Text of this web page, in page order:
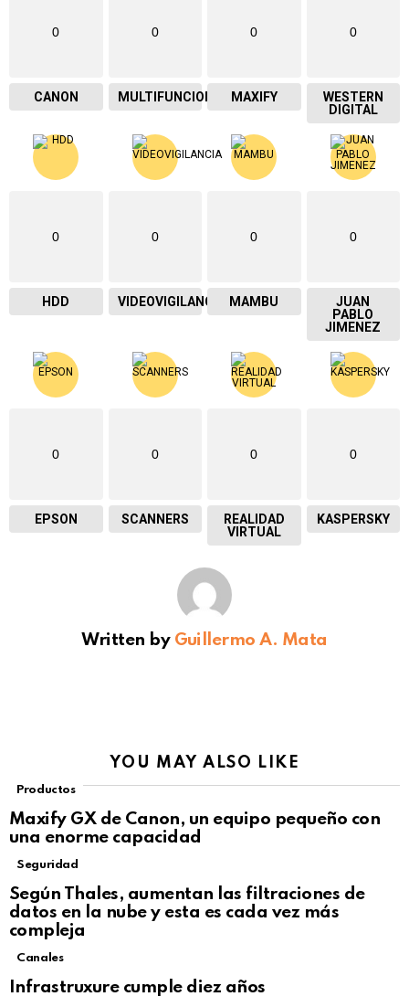
0
CANON
0
MULTIFUNCIONAL
0
MAXIFY
0
WESTERN
DIGITAL
0
HDD
0
VIDEOVIGILANCIA
0
MAMBU
0
JUAN
PABLO
JIMENEZ
0
EPSON
0
SCANNERS
0
REALIDAD
VIRTUAL
0
KASPERSKY
Written by Guillermo A. Mata
YOU MAY ALSO LIKE
Productos
Maxify GX de Canon, un equipo pequeño con
una enorme capacidad
Seguridad
Según Thales, aumentan las filtraciones de
datos en la nube y esta es cada vez más
compleja
Canales
Infrastruxure cumple diez años